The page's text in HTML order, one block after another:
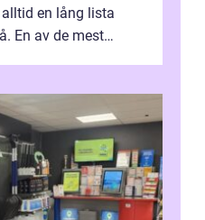
en lång lista
En av de mest